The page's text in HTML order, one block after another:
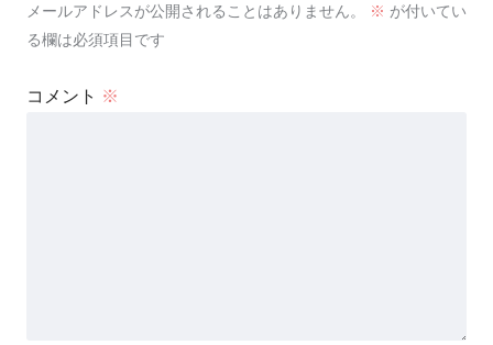
メールアドレスが公開されることはありません。 ※ が付いてい
る欄は必須項目です
コメント ※